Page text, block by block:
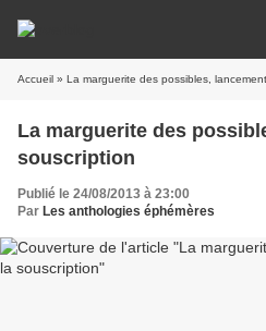
Accueil » La marguerite des possibles,
La marguerite des
souscription
Publié le 24/08/2013 à 23:00
Par Les anthologies éphémères